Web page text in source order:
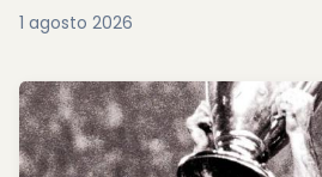
1 agosto 2026